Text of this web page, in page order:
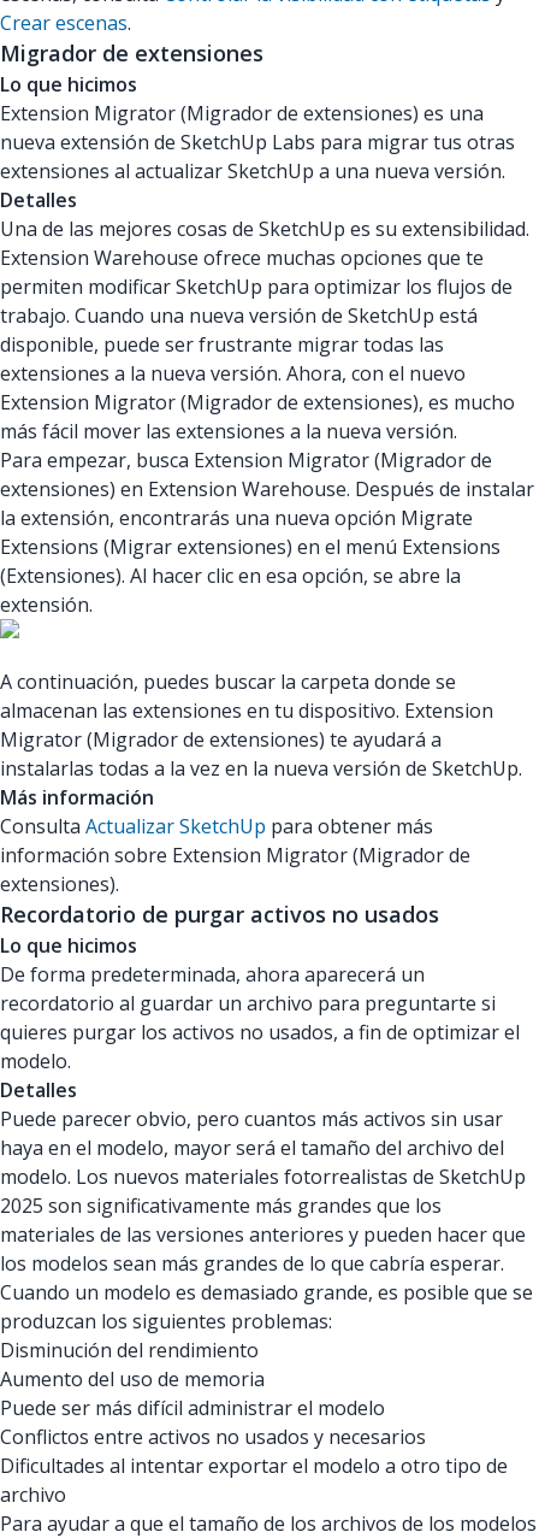
Crear escenas.
Migrador de extensiones
Lo que hicimos
Extension Migrator (Migrador de extensiones) es una
nueva extensión de SketchUp Labs para migrar tus otras
extensiones al actualizar SketchUp a una nueva versión.
Detalles
Una de las mejores cosas de SketchUp es su extensibilidad.
Extension Warehouse ofrece muchas opciones que te
permiten modificar SketchUp para optimizar los flujos de
trabajo. Cuando una nueva versión de SketchUp está
disponible, puede ser frustrante migrar todas las
extensiones a la nueva versión. Ahora, con el nuevo
Extension Migrator (Migrador de extensiones), es mucho
más fácil mover las extensiones a la nueva versión.
Para empezar, busca Extension Migrator (Migrador de
extensiones) en Extension Warehouse. Después de instalar
la extensión, encontrarás una nueva opción Migrate
Extensions (Migrar extensiones) en el menú Extensions
(Extensiones). Al hacer clic en esa opción, se abre la
extensión.
A continuación, puedes buscar la carpeta donde se
almacenan las extensiones en tu dispositivo. Extension
Migrator (Migrador de extensiones) te ayudará a
instalarlas todas a la vez en la nueva versión de SketchUp.
Más información
Consulta Actualizar SketchUp para obtener más
información sobre Extension Migrator (Migrador de
extensiones).
Recordatorio de purgar activos no usados
Lo que hicimos
De forma predeterminada, ahora aparecerá un
recordatorio al guardar un archivo para preguntarte si
quieres purgar los activos no usados, a fin de optimizar el
modelo.
Detalles
Puede parecer obvio, pero cuantos más activos sin usar
haya en el modelo, mayor será el tamaño del archivo del
modelo. Los nuevos materiales fotorrealistas de SketchUp
2025 son significativamente más grandes que los
materiales de las versiones anteriores y pueden hacer que
los modelos sean más grandes de lo que cabría esperar.
Cuando un modelo es demasiado grande, es posible que se
produzcan los siguientes problemas:
Disminución del rendimiento
Aumento del uso de memoria
Puede ser más difícil administrar el modelo
Conflictos entre activos no usados y necesarios
Dificultades al intentar exportar el modelo a otro tipo de
archivo
Para ayudar a que el tamaño de los archivos de los modelos